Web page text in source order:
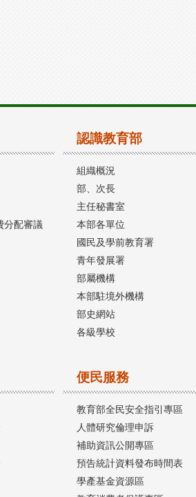
分配審議
認識教育部
組織概況
部、次長
主任秘書室
本部各單位
國民及學前教育署
青年發展署
部屬機構
本部駐境外機構
部史網站
各級學校
便民服務
教育部全民安全指引專區
人體研究倫理申訴
補助資訊公開專區
預告統計資料發布時間表
學產基金資源區